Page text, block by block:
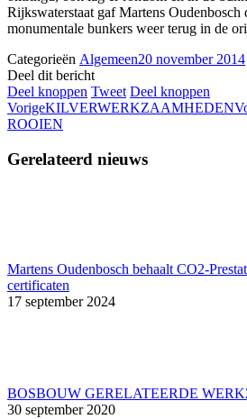
Rijkswaterstaat gaf Martens Oudenbosch
monumentale bunkers weer terug in de
Categorieën Algemeen20 november 2014
Deel dit bericht
Deel knoppen Deel
knoppen
TweetDeel
knoppen
Deel knoppen
Post
navigation
VorigeVorige
KILVERWERKZAAMHEDEN
ROOIEN
Gerelateerd nieuws
Martens Oudenbosch behaalt CO2-
certificaten
17 september 2024
BOSBOUW GERELATEERDE
30 september 2020